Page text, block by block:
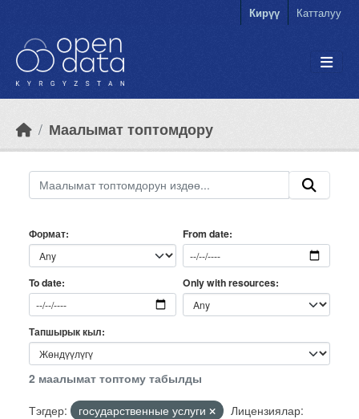
Кирүү Катталуу
Маалымат топтомдору
Формат From date
To date Only with resources
Тапшырык кыл
2 маалымат топтому табылды
Тэгдер:
государственные услуги
Лицензиялар: